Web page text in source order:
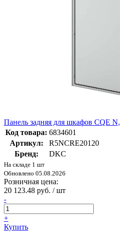
Панель задняя для шкафов CQE
Код товара: 6834601
Артикул:
R5NCRE20120
Бренд:
DKC
На складе 1 шт
Обновлено 05.08.2026
Розничная цена:
20 123.48 руб. / шт
-
+
Купить